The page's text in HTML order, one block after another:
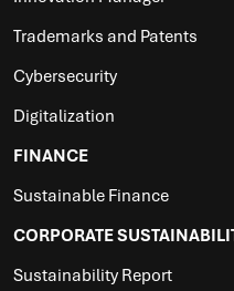
Trademarks and Patents
Cybersecurity
Digitalization
FINANCE
Sustainable Finance
CORPORATE
Sustainability Report